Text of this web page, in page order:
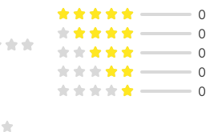
0
0
0
0
0